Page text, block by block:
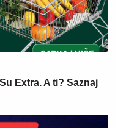
Extra. A ti? Saznaj